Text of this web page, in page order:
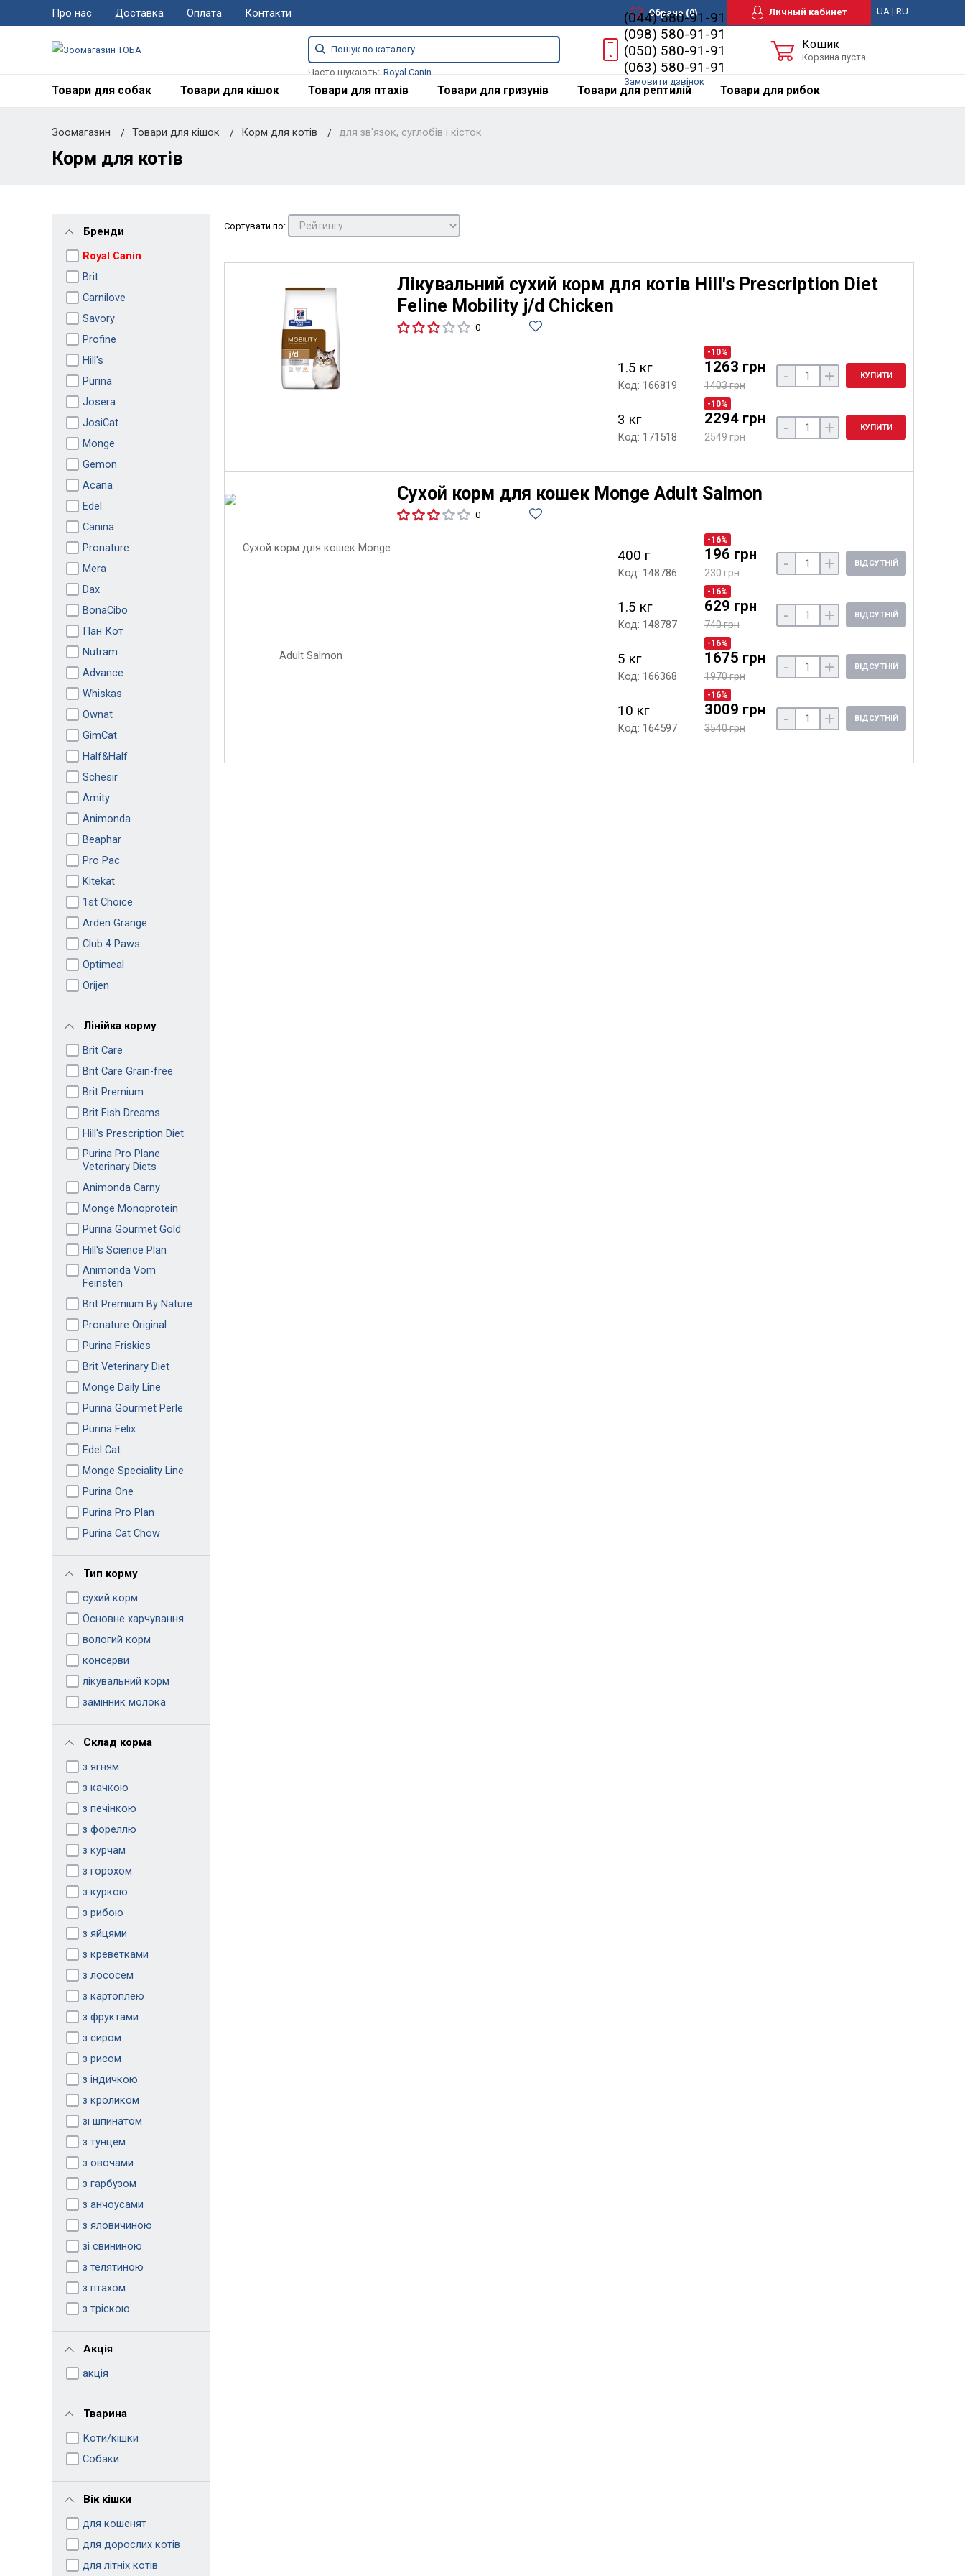
Про нас Доставка Оплата Контакти Обране(0) Личный кабинет UA| RU
Часто шукають: Royal Canin
(044) 580-91-91
(098) 580-91-91
(050) 580-91-91
(063) 580-91-91
Замовити дзвінок
Кошик
Корзина пуста
Товари для собак Товари для кішок Товари для птахів Товари для гризунів Товари для рептилій Товари для рибок
Зоомагазин Товари для кішок Корм для котів для зв'язок, суглобів і кісток
Корм для котів
Бренди
Royal Canin
Brit
Carnilove
Savory
Profine
Hill's
Purina
Josera
JosiCat
Monge
Gemon
Acana
Edel
Canina
Pronature
Mera
Dax
BonaCibo
Пан Кот
Nutram
Advance
Whiskas
Ownat
GimCat
Half&Half
Schesir
Amity
Animonda
Beaphar
Pro Pac
Kitekat
1st Choice
Arden Grange
Club 4 Paws
Optimeal
Orijen
Лінійка корму
Brit Care
Brit Care Grain-free
Brit Premium
Brit Fish Dreams
Hill's Prescription Diet
Purina Pro Plane
Veterinary Diets
Animonda Carny
Monge Monoprotein
Purina Gourmet Gold
Hill's Science Plan
Animonda Vom
Feinsten
Brit Premium By Nature
Pronature Original
Purina Friskies
Brit Veterinary Diet
Monge Daily Line
Purina Gourmet Perle
Purina Felix
Edel Cat
Monge Speciality Line
Purina One
Purina Pro Plan
Purina Cat Chow
Тип корму
сухий корм
Основне харчування
вологий корм
консерви
лікувальний корм
замінник молока
Склад корма
з ягням
з качкою
з печінкою
з фореллю
з курчам
з горохом
з куркою
з рибою
з яйцями
з креветками
з лососем
з картоплею
з фруктами
з сиром
з рисом
з індичкою
з кроликом
зі шпинатом
з тунцем
з овочами
з гарбузом
з анчоусами
з яловичиною
зі свининою
з телятиною
з птахом
з тріскою
Акція
акція
Тварина
Коти/кішки
Собаки
Вік кішки
для кошенят
для дорослих котів
для літніх котів
Сортувати по:
Лікувальний сухий корм для котів Hill's Prescription Diet
Feline Mobility j/d Chicken
0
1.5 кг
Код: 166819
-10%
1263 грн
1403 грн - + КУПИТИ
3 кг
Код: 171518
-10%
2294 грн
2549 грн - + КУПИТИ
Сухой корм для кошек Monge Adult Salmon
0
400 г
Код: 148786
-16%
196 грн
230 грн - + ВІДСУТНІЙ
1.5 кг
Код: 148787
-16%
629 грн
740 грн - + ВІДСУТНІЙ
5 кг
Код: 166368
-16%
1675 грн
1970 грн - + ВІДСУТНІЙ
10 кг
Код: 164597
-16%
3009 грн
3540 грн - + ВІДСУТНІЙ